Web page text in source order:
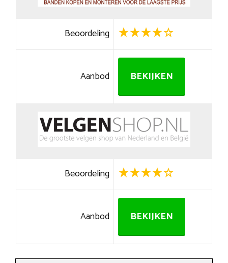
Beoordeling
Aanbod BEKIJKEN
Beoordeling
Aanbod BEKIJKEN